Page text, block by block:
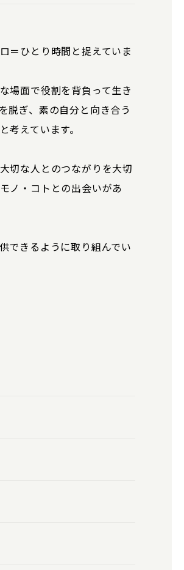
＝ひとり時間と捉えていま
場面で役割を背負って生き
脱ぎ、素の自分と向き合う
えています。
切な人とのつながりを大切
ノ・コトとの出会いがあ
できるように取り組んでい